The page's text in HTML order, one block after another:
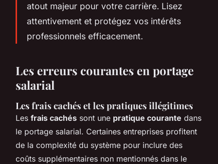
atout majeur pour votre carrière. Lisez
attentivement et protégez vos intérêts
professionnels efficacement.
Les erreurs courantes en portage
salarial
Les frais cachés et les pratiques illégitimes
Les frais cachés sont une pratique courante dans
le portage salarial. Certaines entreprises profitent
de la complexité du système pour inclure des
coûts supplémentaires non mentionnés dans le